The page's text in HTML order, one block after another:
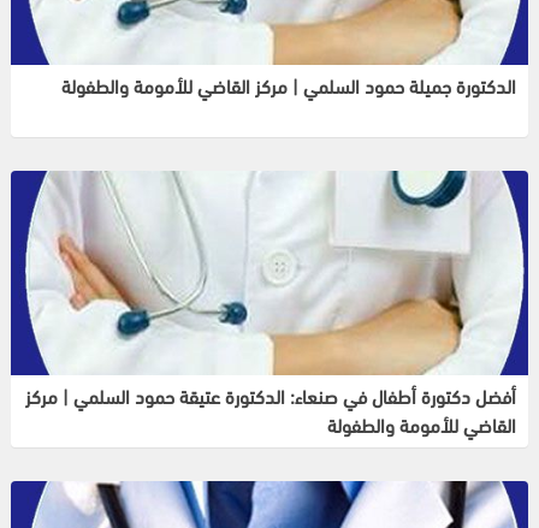
الدكتورة جميلة حمود السلمي | مركز القاضي للأمومة والطفولة
أفضل دكتورة أطفال في صنعاء: الدكتورة عتيقة حمود السلمي | مركز
القاضي للأمومة والطفولة